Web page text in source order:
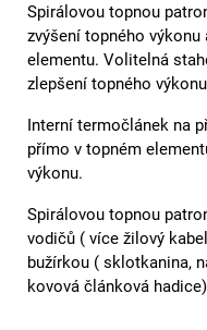
Spirálovou topnou
zvýšení topného
elementu. Volitelná
zlepšení topného
Interní termočlánek na
přímo v topném
výkonu.
Spirálovou topnou
vodičů ( více žilový
bužírkou ( sklotkanina,
kovová článková